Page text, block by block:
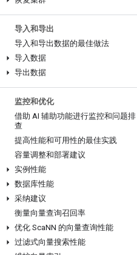
导入和导出
导入和导出数据的最佳做法
导入数据
导出数据
监控和优化
借助 AI 辅助功能进行监控和问题排
查
提高性能和可用性的最佳实践
容量调整和部署建议
实例性能
数据库性能
采纳建议
衡量向量查询召回率
优化 ScaNN 的向量查询性能
过滤式向量搜索性能